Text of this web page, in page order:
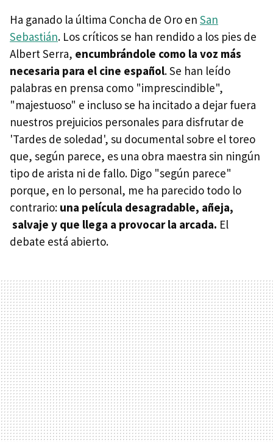
Ha ganado la última Concha de Oro en San
Sebastián. Los críticos se han rendido a los pies de
Albert Serra, encumbrándole como la voz más
necesaria para el cine español. Se han leído
palabras en prensa como "imprescindible",
"majestuoso" e incluso se ha incitado a dejar fuera
nuestros prejuicios personales para disfrutar de
'Tardes de soledad', su documental sobre el toreo
que, según parece, es una obra maestra sin ningún
tipo de arista ni de fallo. Digo "según parece"
porque, en lo personal, me ha parecido todo lo
contrario: una película desagradable, añeja,
salvaje y que llega a provocar la arcada. El
debate está abierto.